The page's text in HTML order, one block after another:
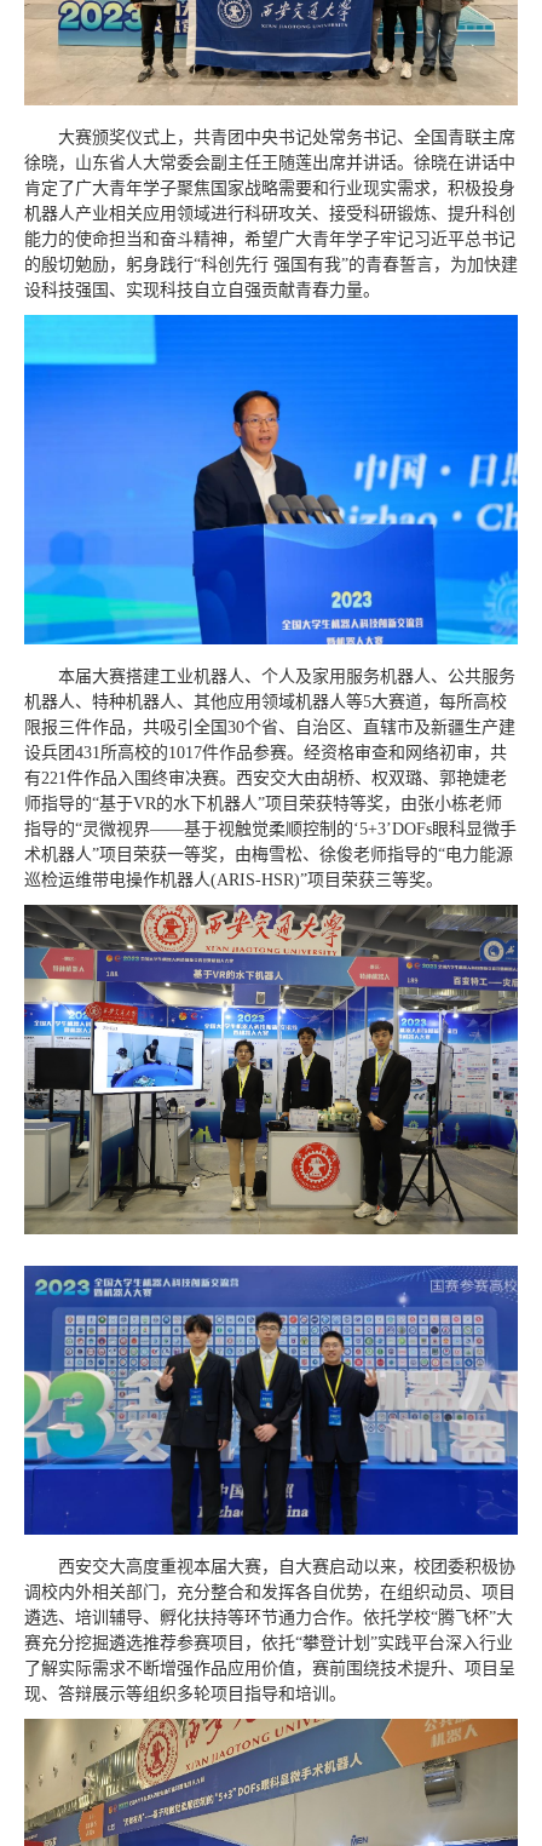
大赛颁奖仪式上，共青团中央书记处常务书记、全国青联主席
徐晓，山东省人大常委会副主任王随莲出席并讲话。徐晓在讲话中
肯定了广大青年学子聚焦国家战略需要和行业现实需求，积极投身
机器人产业相关应用领域进行科研攻关、接受科研锻炼、提升科创
能力的使命担当和奋斗精神，希望广大青年学子牢记习近平总书记
的殷切勉励，躬身践行“科创先行 强国有我”的青春誓言，为加快建
设科技强国、实现科技自立自强贡献青春力量。
本届大赛搭建工业机器人、个人及家用服务机器人、公共服务
机器人、特种机器人、其他应用领域机器人等5大赛道，每所高校
限报三件作品，共吸引全国30个省、自治区、直辖市及新疆生产建
设兵团431所高校的1017件作品参赛。经资格审查和网络初审，共
有221件作品入围终审决赛。西安交大由胡桥、权双璐、郭艳婕老
师指导的“基于VR的水下机器人”项目荣获特等奖，由张小栋老师
指导的“灵微视界——基于视触觉柔顺控制的‘5+3’DOFs眼科显微手
术机器人”项目荣获一等奖，由梅雪松、徐俊老师指导的“电力能源
巡检运维带电操作机器人(ARIS-HSR)”项目荣获三等奖。
西安交大高度重视本届大赛，自大赛启动以来，校团委积极协
调校内外相关部门，充分整合和发挥各自优势，在组织动员、项目
遴选、培训辅导、孵化扶持等环节通力合作。依托学校“腾飞杯”大
赛充分挖掘遴选推荐参赛项目，依托“攀登计划”实践平台深入行业
了解实际需求不断增强作品应用价值，赛前围绕技术提升、项目呈
现、答辩展示等组织多轮项目指导和培训。